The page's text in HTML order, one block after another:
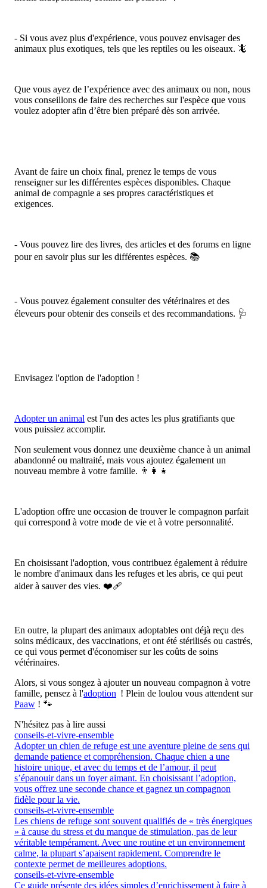
- Si vous avez plus d'expérience, vous pouvez envisager des
animaux plus exotiques, tels que les reptiles ou les oiseaux. 🦎
Que vous ayez de l’expérience avec des animaux ou non, nous
vous conseillons de faire des recherches sur l'espèce que vous
voulez adopter afin d’être bien préparé dès son arrivée.
Avant de faire un choix final, prenez le temps de vous
renseigner sur les différentes espèces disponibles. Chaque
animal de compagnie a ses propres caractéristiques et
exigences.
- Vous pouvez lire des livres, des articles et des forums en ligne
pour en savoir plus sur les différentes espèces. 📚
- Vous pouvez également consulter des vétérinaires et des
éleveurs pour obtenir des conseils et des recommandations. 🩺
Envisagez l'option de l'adoption !
Adopter un animal est l'un des actes les plus gratifiants que
vous puissiez accomplir.
Non seulement vous donnez une deuxième chance à un animal
abandonné ou maltraité, mais vous ajoutez également un
nouveau membre à votre famille. 👨‍👩‍👧
L'adoption offre une occasion de trouver le compagnon parfait
qui correspond à votre mode de vie et à votre personnalité.
En choisissant l'adoption, vous contribuez également à réduire
le nombre d'animaux dans les refuges et les abris, ce qui peut
aider à sauver des vies. ‍❤️‍🩹
En outre, la plupart des animaux adoptables ont déjà reçu des
soins médicaux, des vaccinations, et ont été stérilisés ou castrés,
ce qui vous permet d'économiser sur les coûts de soins
vétérinaires.
Alors, si vous songez à ajouter un nouveau compagnon à votre
famille, pensez à l'adoption ! Plein de loulou vous attendent sur
Paaw ! 🐾
N'hésitez pas à lire aussi
conseils-et-vivre-ensemble
Adopter un chien de refuge est une aventure pleine de sens qui
demande patience et compréhension. Chaque chien a une
histoire unique, et avec du temps et de l’amour, il peut
s’épanouir dans un foyer aimant. En choisissant l’adoption,
vous offrez une seconde chance et gagnez un compagnon
fidèle pour la vie.
conseils-et-vivre-ensemble
Les chiens de refuge sont souvent qualifiés de « très énergiques
» à cause du stress et du manque de stimulation, pas de leur
véritable tempérament. Avec une routine et un environnement
calme, la plupart s’apaisent rapidement. Comprendre le
contexte permet de meilleures adoptions.
conseils-et-vivre-ensemble
Ce guide présente des idées simples d’enrichissement à faire à